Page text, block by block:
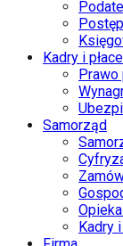
Kadry i płace
Prawo
Samorząd
Kadry